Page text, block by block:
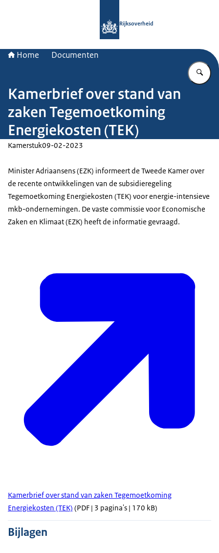
Rijksoverheid
Home Documenten
Kamerbrief over stand van
zaken Tegemoetkoming
Energiekosten (TEK)
Kamerstuk09-02-2023
Minister Adriaansens (EZK) informeert de Tweede Kamer over
de recente ontwikkelingen van de subsidieregeling
Tegemoetkoming Energiekosten (TEK) voor energie-intensieve
mkb-ondernemingen. De vaste commissie voor Economische
Zaken en Klimaat (EZK) heeft de informatie gevraagd.
Kamerbrief over stand van zaken Tegemoetkoming
Energiekosten (TEK) (PDF | 3 pagina's | 170 kB)
Bijlagen